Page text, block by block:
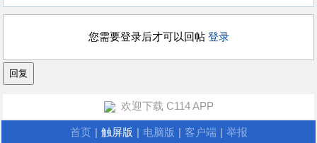
您需要登录后才可以回帖 登录
欢迎下载 C114 APP
首页 触屏版 电脑版 客户端 举报